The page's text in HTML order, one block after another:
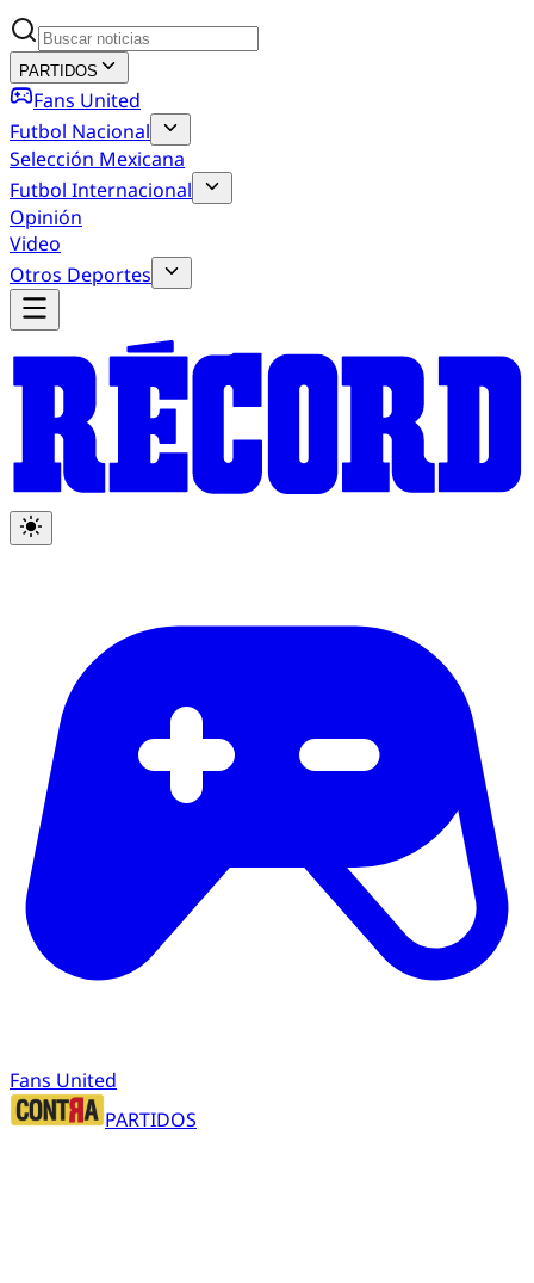
PARTIDOS
Fans United
Futbol Nacional
Selección Mexicana
Futbol Internacional
Opinión
Video
Otros Deportes
Fans United
PARTIDOS